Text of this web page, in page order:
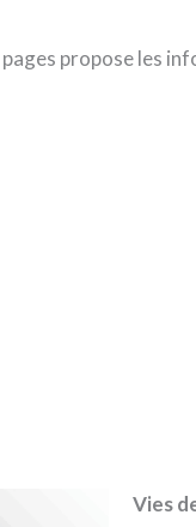
propose les
Vies